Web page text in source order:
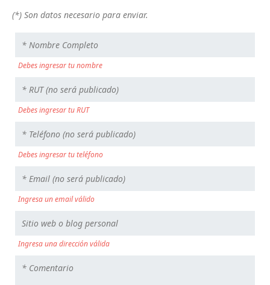
(*) Son datos necesario para enviar.
Debes ingresar tu nombre
Debes ingresar tu RUT
Debes ingresar tu teléfono
Ingresa un email válido
Ingresa una dirección válida